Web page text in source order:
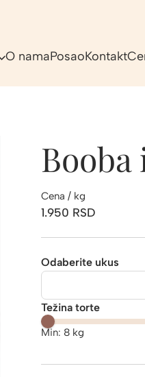
O namaPosaoKontakt
Cena / kg
1.950 RSD
Odaberite ukus
Težina torte
Min: 8 kg